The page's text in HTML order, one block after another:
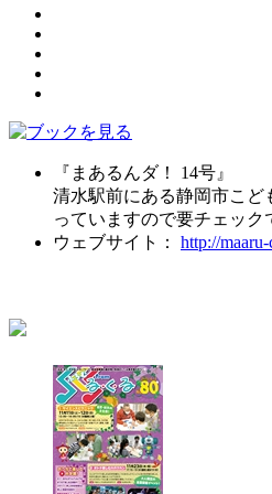
『まあるんダ！ 14号』
清水駅前にある静岡市こど
っていますので要チェッ
ウェブサイト： http://